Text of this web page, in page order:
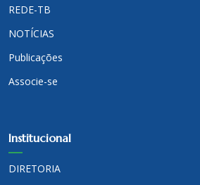
REDE-TB
NOTÍCIAS
Publicações
Associe-se
Institucional
DIRETORIA